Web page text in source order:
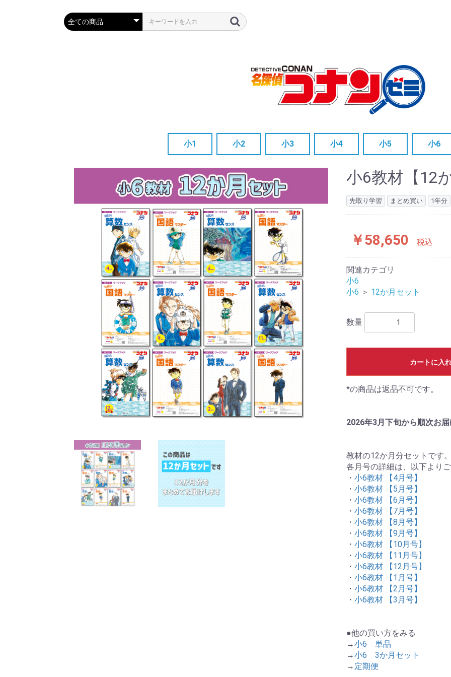
小1
単品
3か月セット
12か月セット
小2
単品
3か月セット
12か月セット
小3
単品
3か月セット
12か月セット
小4
単品
3か月セット
12か月セット
小5
単品
3か月セット
12か月セット
小6
小6教材【12
先取り学習 まとめ買い 1年分
￥58,650 税込
関連カテゴリ
小6
小6 ＞ 12か月セット
数量
カートに入
*の商品は返品不可です。
2026年3月下旬から順次お届
教材の12か月分セットです
各月号の詳細は、以下よりご
・ 小6教材 【4月号】
・ 小6教材 【5月号】
・ 小6教材 【6月号】
・ 小6教材 【7月号】
・ 小6教材 【8月号】
・ 小6教材 【9月号】
・ 小6教材 【10月号】
・ 小6教材 【11月号】
・ 小6教材 【12月号】
・ 小6教材 【1月号】
・ 小6教材 【2月号】
・ 小6教材 【3月号】
●他の買い方をみる
→小6 単品
→小6 3か月セット
→ 定期便